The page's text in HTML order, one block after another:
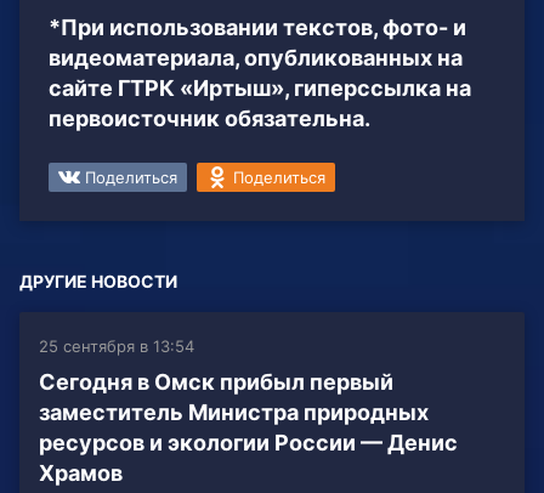
*При использовании текстов, фото- и
видеоматериала, опубликованных на
сайте ГТРК «Иртыш», гиперссылка на
первоисточник обязательна.
Поделиться Поделиться
ДРУГИЕ НОВОСТИ
25 сентября в 13:54
Сегодня в Омск прибыл первый
заместитель Министра природных
ресурсов и экологии России — Денис
Храмов